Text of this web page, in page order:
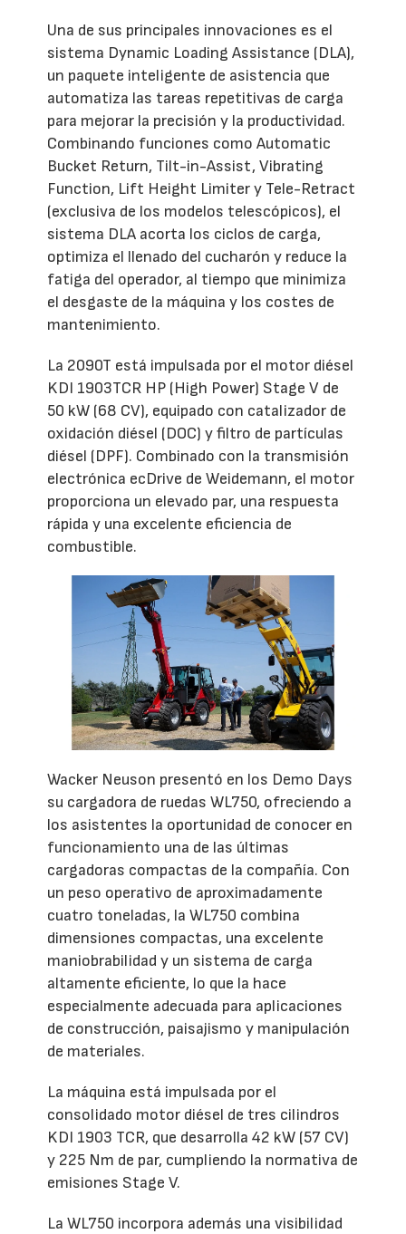
Una de sus principales innovaciones es el
sistema Dynamic Loading Assistance (DLA),
un paquete inteligente de asistencia que
automatiza las tareas repetitivas de carga
para mejorar la precisión y la productividad.
Combinando funciones como Automatic
Bucket Return, Tilt-in-Assist, Vibrating
Function, Lift Height Limiter y Tele-Retract
(exclusiva de los modelos telescópicos), el
sistema DLA acorta los ciclos de carga,
optimiza el llenado del cucharón y reduce la
fatiga del operador, al tiempo que minimiza
el desgaste de la máquina y los costes de
mantenimiento.
La 2090T está impulsada por el motor diésel
KDI 1903TCR HP (High Power) Stage V de
50 kW (68 CV), equipado con catalizador de
oxidación diésel (DOC) y filtro de partículas
diésel (DPF). Combinado con la transmisión
electrónica ecDrive de Weidemann, el motor
proporciona un elevado par, una respuesta
rápida y una excelente eficiencia de
combustible.
Wacker Neuson presentó en los Demo Days
su cargadora de ruedas WL750, ofreciendo a
los asistentes la oportunidad de conocer en
funcionamiento una de las últimas
cargadoras compactas de la compañía. Con
un peso operativo de aproximadamente
cuatro toneladas, la WL750 combina
dimensiones compactas, una excelente
maniobrabilidad y un sistema de carga
altamente eficiente, lo que la hace
especialmente adecuada para aplicaciones
de construcción, paisajismo y manipulación
de materiales.
La máquina está impulsada por el
consolidado motor diésel de tres cilindros
KDI 1903 TCR, que desarrolla 42 kW (57 CV)
y 225 Nm de par, cumpliendo la normativa de
emisiones Stage V.
La WL750 incorpora además una visibilidad